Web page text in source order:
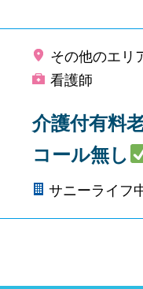
その他のエリ
看護師
介護付有料
コール無し
サニーライフ